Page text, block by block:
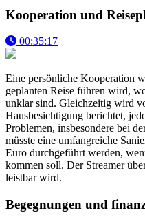
Kooperation und
00:35:17
Eine persönliche Kooperation
geplanten Reise führen wird,
unklar sind. Gleichzeitig wird
Hausbesichtigung berichtet,
Problemen, insbesondere bei
müsste eine umfangreiche
Euro durchgeführt werden,
kommen soll. Der Streamer
leistbar wird.
Begegnungen und